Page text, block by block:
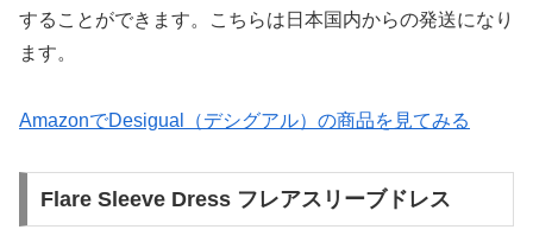
することができます。こちらは日本国内からの発送になり
ます。
AmazonでDesigual（デシグアル）の商品を見てみる
Flare Sleeve Dress フレアスリーブドレス